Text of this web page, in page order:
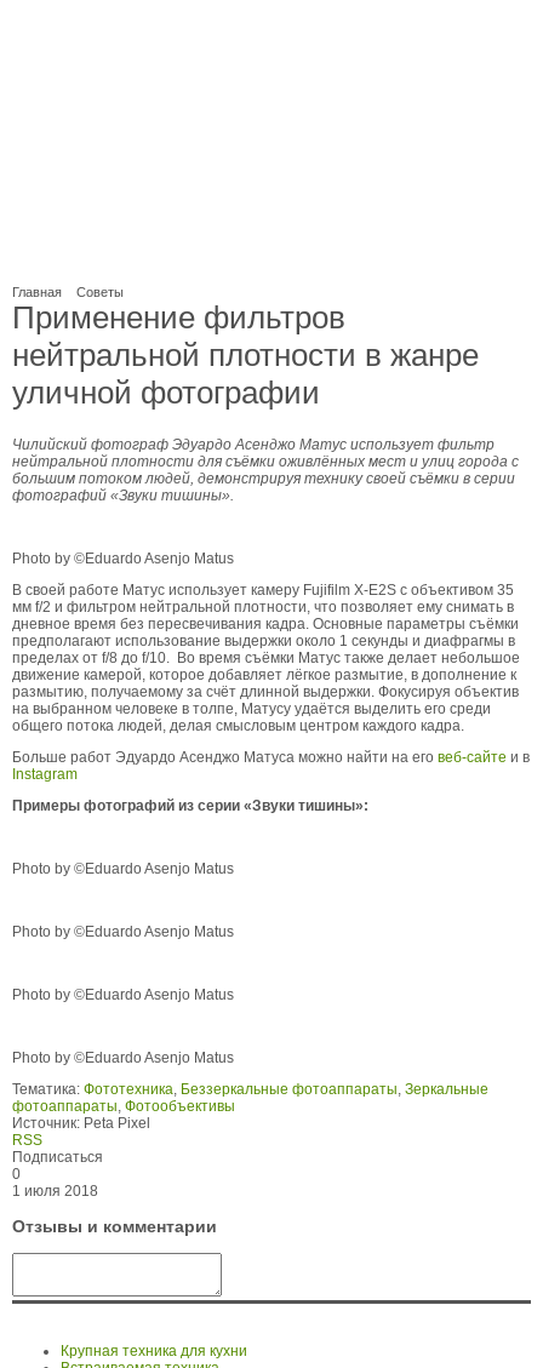
Главная Советы
Применение фильтров
нейтральной плотности в жанре
уличной фотографии
Чилийский фотограф Эдуардо Асенджо Матус использует фильтр
нейтральной плотности для съёмки оживлённых мест и улиц города с
большим потоком людей, демонстрируя технику своей съёмки в серии
фотографий «Звуки тишины».
Photo by ©Eduardo Asenjo Matus
В своей работе Матус использует камеру Fujifilm X-E2S с объективом 35
мм f/2 и фильтром нейтральной плотности, что позволяет ему снимать в
дневное время без пересвечивания кадра. Основные параметры съёмки
предполагают использование выдержки около 1 секунды и диафрагмы в
пределах от f/8 до f/10. Во время съёмки Матус также делает небольшое
движение камерой, которое добавляет лёгкое размытие, в дополнение к
размытию, получаемому за счёт длинной выдержки. Фокусируя объектив
на выбранном человеке в толпе, Матусу удаётся выделить его среди
общего потока людей, делая смысловым центром каждого кадра.
Больше работ Эдуардо Асенджо Матуса можно найти на его веб-сайте и в
Instagram
Примеры фотографий из серии «Звуки тишины»:
Photo by ©Eduardo Asenjo Matus
Photo by ©Eduardo Asenjo Matus
Photo by ©Eduardo Asenjo Matus
Photo by ©Eduardo Asenjo Matus
Тематика: Фототехника, Беззеркальные фотоаппараты, Зеркальные
фотоаппараты, Фотообъективы
Источник: Peta Pixel
RSS
Подписаться
0
1 июля 2018
Отзывы и комментарии
Крупная техника для кухни